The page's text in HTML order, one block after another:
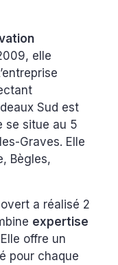
elle
Sud est
se situe au 5
Graves. Elle
Bègles,
a réalisé 2
expertise
offre un
pour chaque